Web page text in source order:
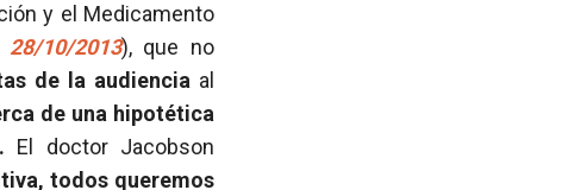
y el Medicamento
10/2013), que no
de la audiencia al
de una hipotética
El doctor Jacobson
todos queremos